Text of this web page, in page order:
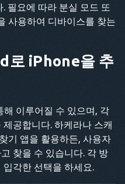
필요에 따라 분실 모드 또
사용하여 디바이스를 찾는
로 iPhone을 추
해 이루어질 수 있으며, 각
공합니다. 하케라나 스캐
기 앱을 활용하든, 사용자
찾을 수 있습니다. 각 방
각한 선택을 하세요.